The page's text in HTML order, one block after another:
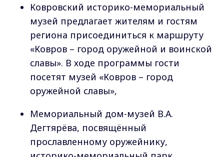
Ковровский историко-мемориальный
музей предлагает жителям и гостям
региона присоединиться к маршруту
«Ковров – город оружейной и воинской
славы». В ходе программы гости
посетят музей «Ковров – город
оружейной славы»,
Мемориальный дом-музей В.А.
Дегтярёва, посвящённый
прославленному оружейнику,